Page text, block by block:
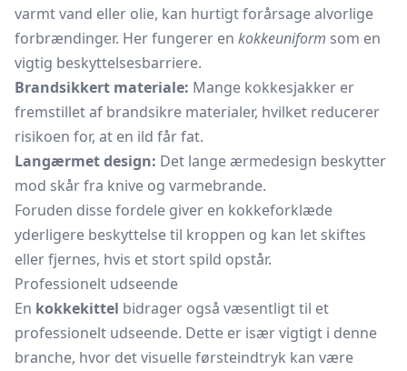
varmt vand eller olie, kan hurtigt forårsage alvorlige
forbrændinger. Her fungerer en kokkeuniform som en
vigtig beskyttelsesbarriere.
Brandsikkert materiale: Mange kokkesjakker er
fremstillet af brandsikre materialer, hvilket reducerer
risikoen for, at en ild får fat.
Langærmet design: Det lange ærmedesign beskytter
mod skår fra knive og varmebrande.
Foruden disse fordele giver en kokkeforklæde
yderligere beskyttelse til kroppen og kan let skiftes
eller fjernes, hvis et stort spild opstår.
Professionelt udseende
En kokkekittel bidrager også væsentligt til et
professionelt udseende. Dette er især vigtigt i denne
branche, hvor det visuelle førsteindtryk kan være